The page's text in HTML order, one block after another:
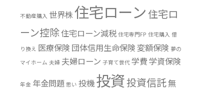
不動産購入 世界株住宅ローン住宅ロ
ーン控除住宅ローン減税 住宅専門FP 住宅購入 借
り換え 医療保険 団体信用生命保険変額保険 夢の
マイホーム 夫婦 夫婦ローン 子育て世代 学費学資保険
年金 年金問題 思い 投機投資投資信託無